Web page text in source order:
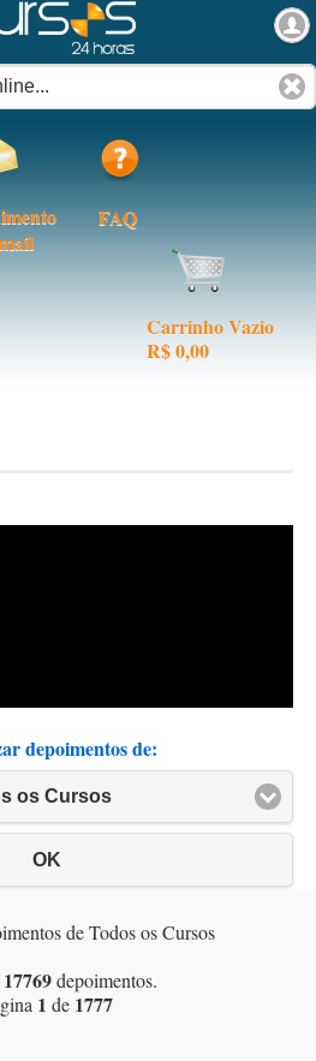
FAQ
Carrinho Vazio
R$ 0,00
depoimentos de:
os Cursos
OK
de Todos os Cursos
17769depoimentos.
1 de 1777